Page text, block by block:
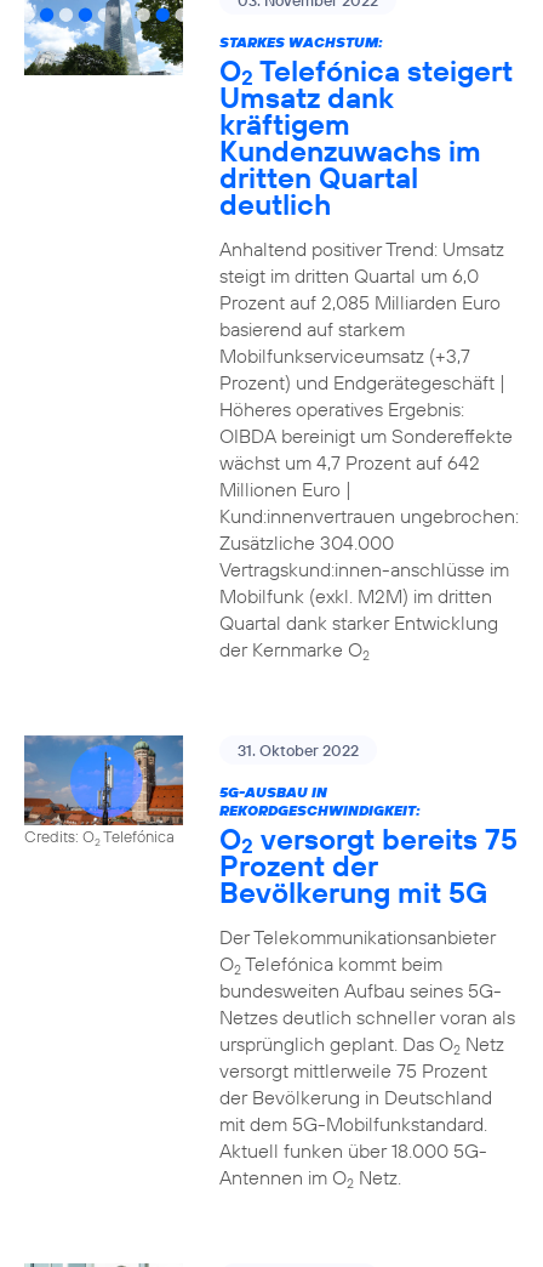
STARKES WACHSTUM:
O2 Telefónica steigert
Umsatz dank
kräftigem
Kundenzuwachs im
dritten Quartal
deutlich
Anhaltend positiver Trend: Umsatz
steigt im dritten Quartal um 6,0
Prozent auf 2,085 Milliarden Euro
basierend auf starkem
Mobilfunkserviceumsatz (+3,7
Prozent) und Endgerätegeschäft |
Höheres operatives Ergebnis:
OIBDA bereinigt um Sondereffekte
wächst um 4,7 Prozent auf 642
Millionen Euro |
Kund:innenvertrauen ungebrochen:
Zusätzliche 304.000
Vertragskund:innen-anschlüsse im
Mobilfunk (exkl. M2M) im dritten
Quartal dank starker Entwicklung
der Kernmarke O2
Credits: O2Telefónica
31. Oktober 2022
5G-AUSBAU IN
REKORDGESCHWINDIGKEIT:
O2 versorgt bereits 75
Prozent der
Bevölkerung mit 5G
Der Telekommunikationsanbieter
O2Telefónica kommt beim
bundesweiten Aufbau seines 5G-
Netzes deutlich schneller voran als
ursprünglich geplant. Das O2Netz
versorgt mittlerweile 75 Prozent
der Bevölkerung in Deutschland
mit dem 5G-Mobilfunkstandard.
Aktuell funken über 18.000 5G-
Antennen im O2Netz.